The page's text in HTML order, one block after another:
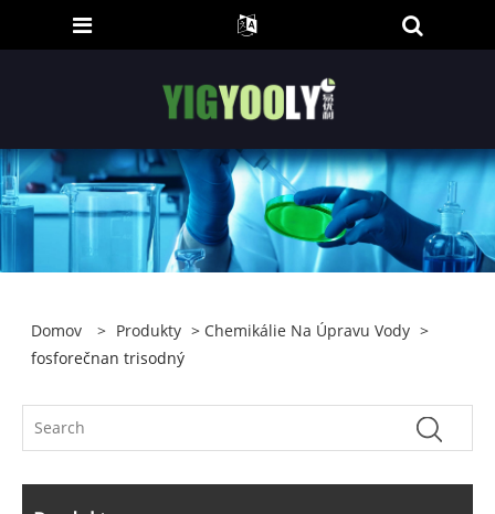
Domov > Produkty > Chemikálie Na Úpravu Vody >
fosforečnan trisodný